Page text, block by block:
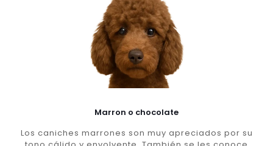
Marron o chocolate
Los caniches marrones son muy apreciados por su